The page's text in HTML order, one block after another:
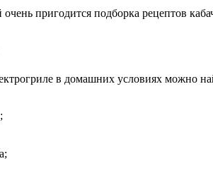
пригодится подборка рецептов
в домашних условиях можно